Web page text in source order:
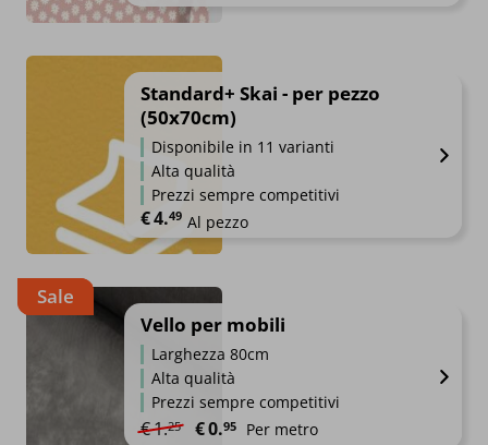
Standard+ Skai - per pezzo
(50x70cm)
Disponibile in 11 varianti
Alta qualità
Prezzi sempre competitivi
€4.49 Al pezzo
Sale
Vello per mobili
Larghezza 80cm
Alta qualità
Prezzi sempre competitivi
€1.25 Il prezzo originale era: €1.25.
€0.95 Il prezzo attuale è: €0.95.
Per metro